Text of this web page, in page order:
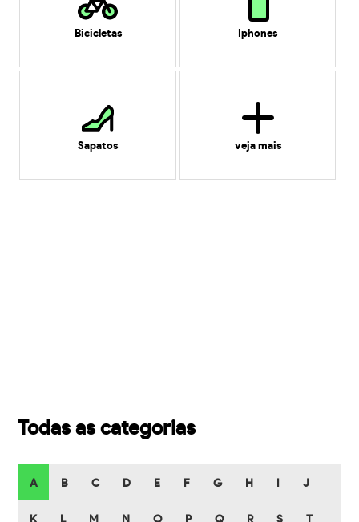
Bicicletas Iphones
Sapatos veja mais
Todas as categorias
A B C D E F G H J
K L M N O P Q R S T